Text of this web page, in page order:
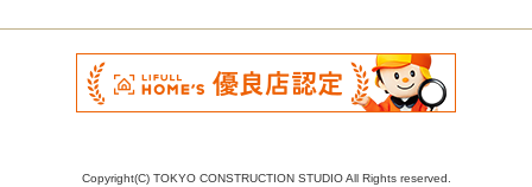
Copyright(C) TOKYO CONSTRUCTION STUDIO All Rights reserved.